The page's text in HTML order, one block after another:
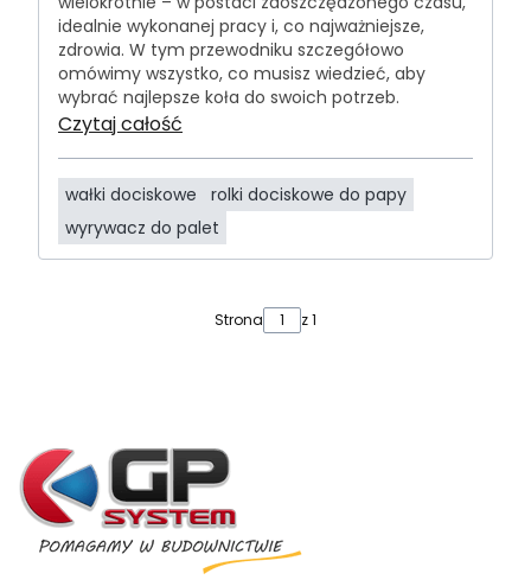
idealnie wykonanej pracy i, co najważniejsze,
zdrowia. W tym przewodniku szczegółowo
omówimy wszystko, co musisz wiedzieć, aby
wybrać najlepsze koła do swoich potrzeb.
Czytaj całość
wałki dociskowe
rolki dociskowe do papy
wyrywacz do palet
Strona z 1